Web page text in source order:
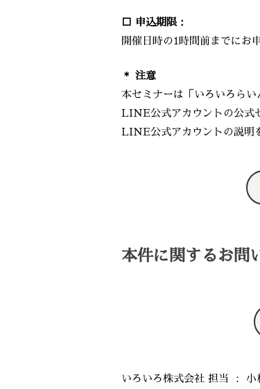
□ 申込期限：
開催日時の1時間前までにお
＊ 注意
本セミナーは「いろいろらい
LINE公式アカウントの公式
LINE公式アカウントの説明
本件に関するお問
いろいろ株式会社 担当 ： 小